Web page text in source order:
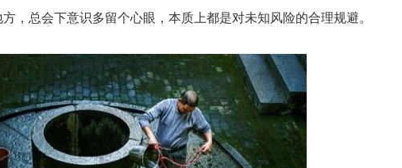
，总会下意识多留个心眼，本质上都是对未知风险的合理规避。